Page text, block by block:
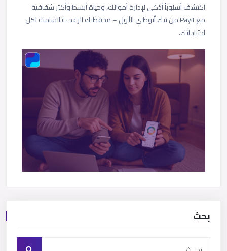
اكتشف أسلوباً أذكى لإدارة أموالك، وحياة أبسط وأكثر شفافية
مع Payit من بنك أبوظبي الأول – محفظتك الرقمية الشاملة لكل
احتياجاتك.
بحث